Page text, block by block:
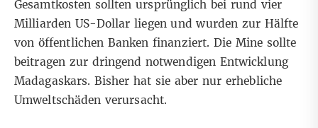
Gesamtkosten sollten ursprünglich bei rund vier
Milliarden US-Dollar liegen und wurden zur Hälfte
von öffentlichen Banken finanziert. Die Mine sollte
beitragen zur dringend notwendigen Entwicklung
Madagaskars. Bisher hat sie aber nur erhebliche
Umweltschäden verursacht.